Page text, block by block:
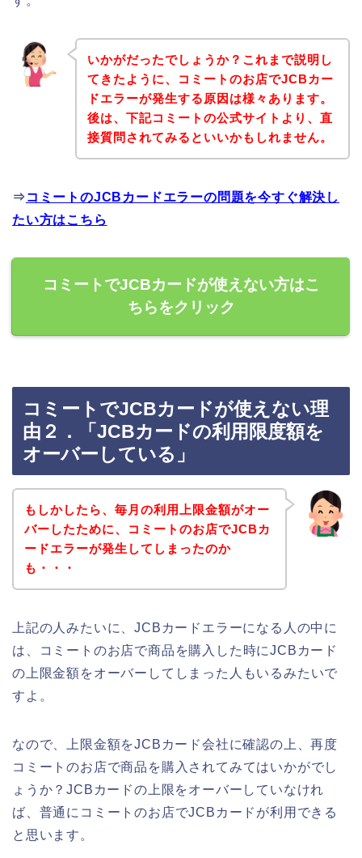
いかがだったでしょうか？これまで説明し
てきたように、コミートのお店でJCBカー
ドエラーが発生する原因は様々あります。
後は、下記コミートの公式サイトより、直
接質問されてみるといいかもしれません。
⇒ コミートのJCBカードエラーの問題を今すぐ解決し
たい方はこちら
コミートでJCBカードが使えない方はこ
ちらをクリック
コミートでJCBカードが使えない理
由２．「JCBカードの利用限度額を
オーバーしている」
もしかしたら、毎月の利用上限金額がオー
バーしたために、コミートのお店でJCBカ
ードエラーが発生してしまったのか
も・・・
上記の人みたいに、JCBカードエラーになる人の中に
は、コミートのお店で商品を購入した時にJCBカード
の上限金額をオーバーしてしまった人もいるみたいで
すよ。
なので、上限金額をJCBカード会社に確認の上、再度
コミートのお店で商品を購入されてみてはいかがでし
ょうか？JCBカードの上限をオーバーしていなけれ
ば、普通にコミートのお店でJCBカードが利用できる
と思います。